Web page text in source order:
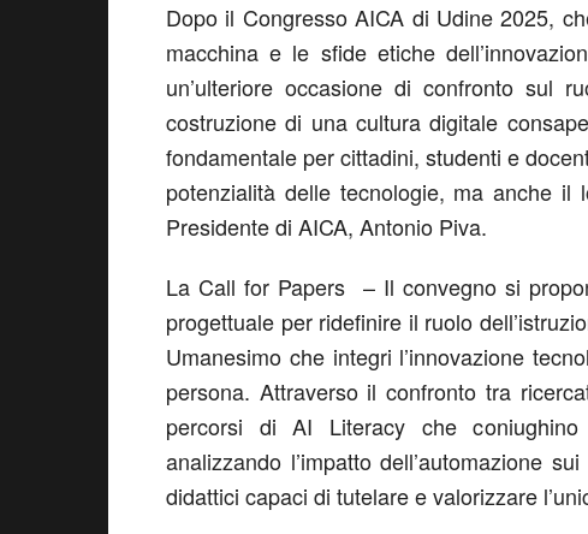
Dopo il Congresso AICA di Udine 2025,
macchina e le sfide etiche
un’ulteriore occasione di confronto sul
costruzione di una cultura digitale
fondamentale per cittadini, studenti e
potenzialità delle tecnologie, ma anche il
Presidente di AICA, Antonio Piva.
La Call for Papers – Il convegno si
progettuale per ridefinire il ruolo
Umanesimo che integri l’innovazione
persona. Attraverso il confronto tra
percorsi di AI Literacy che
analizzando l’impatto dell’automazione
didattici capaci di tutelare e valorizzare